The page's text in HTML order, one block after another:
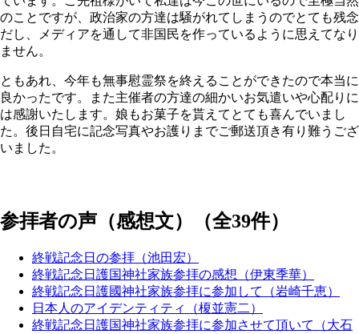
のことですが、政治家の方達は騒がれてしまうのでとても残念
だし、メディアを通して非国民を作っているように思えてなり
ません。
ともあれ、今年も無事慰霊祭を終えることができたので本当に
良かったです。また主催者の方達の細かいお気遣いや心配りに
は感謝いたします。娘もお菓子を貰えてとても喜んでいまし
た。後日自宅に記念写真やお護りまでご郵送頂き有り難うござ
いました。
参拝者の声（感想文）（全39件）
終戦記念日の参拝（池田宏）
終戦記念日護国神社家族参拝の感想（伊東季華）
終戦記念日護國神社家族参拝に参加して（岩崎千恵）
日本人のアイデンティティ（榎並憲二）
終戦記念日護国神社家族参拝に参加させて頂いて（大石